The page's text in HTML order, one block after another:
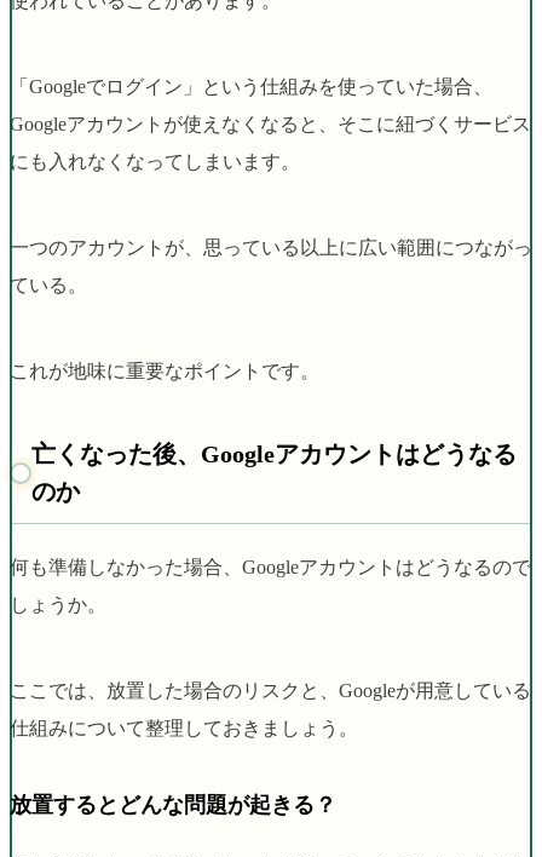
「Googleでログイン」という仕組みを使っていた場合、
Googleアカウントが使えなくなると、そこに紐づくサービス
にも入れなくなってしまいます。
一つのアカウントが、思っている以上に広い範囲につながっ
ている。
これが地味に重要なポイントです。
亡くなった後、Googleアカウントはどうなる
のか
何も準備しなかった場合、Googleアカウントはどうなるので
しょうか。
ここでは、放置した場合のリスクと、Googleが用意している
仕組みについて整理しておきましょう。
放置するとどんな問題が起きる？